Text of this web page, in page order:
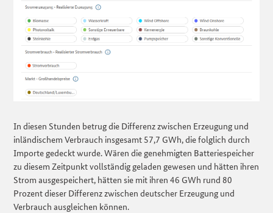
In diesen Stunden betrug die Differenz zwischen Erzeugung und
inländischem Verbrauch insgesamt 57,7 GWh, die folglich durch
Importe gedeckt wurde. Wären die genehmigten Batteriespeicher
zu diesem Zeitpunkt vollständig geladen gewesen und hätten ihren
Strom ausgespeichert, hätten sie mit ihren 46 GWh rund 80
Prozent dieser Differenz zwischen deutscher Erzeugung und
Verbrauch ausgleichen können.